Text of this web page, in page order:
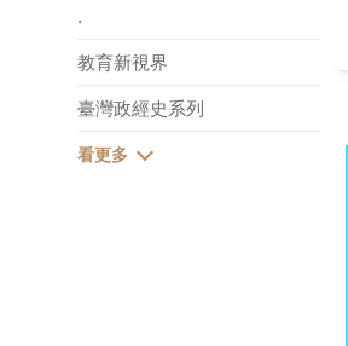
.
教育新視界
臺灣政經史系列